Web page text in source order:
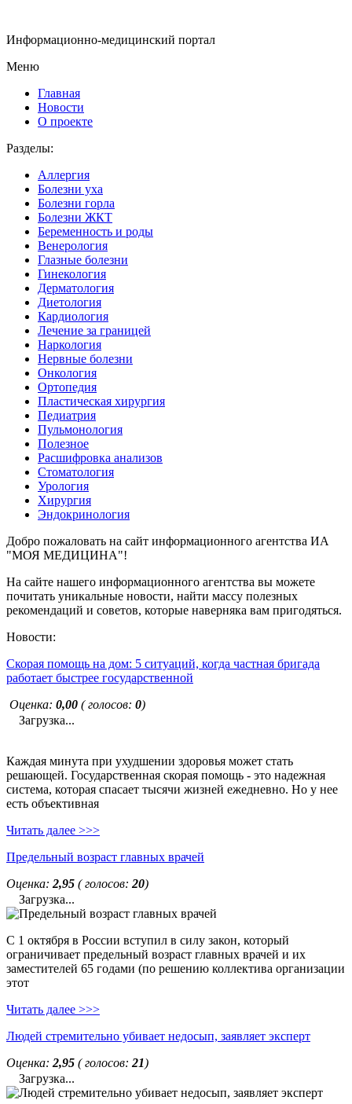
Информационно-медицинский портал
Меню
Главная
Новости
О проекте
Разделы:
Аллергия
Болезни уха
Болезни горла
Болезни ЖКТ
Беременность и роды
Венерология
Глазные болезни
Гинекология
Дерматология
Диетология
Кардиология
Лечение за границей
Наркология
Нервные болезни
Онкология
Ортопедия
Пластическая хирургия
Педиатрия
Пульмонология
Полезное
Расшифровка анализов
Стоматология
Урология
Хирургия
Эндокринология
Добро пожаловать на сайт информационного агентства ИА
"МОЯ МЕДИЦИНА"!
На сайте нашего информационного агентства вы можете
почитать уникальные новости, найти массу полезных
рекомендаций и советов, которые наверняка вам пригодяться.
Новости:
Скорая помощь на дом: 5 ситуаций, когда частная бригада
работает быстрее государственной
Оценка: 0,00 ( голосов: 0)
Загрузка...
Каждая минута при ухудшении здоровья может стать
решающей. Государственная скорая помощь - это надежная
система, которая спасает тысячи жизней ежедневно. Но у нее
есть объективная
Читать далее >>>
Предельный возраст главных врачей
Оценка: 2,95 ( голосов: 20)
Загрузка...
С 1 октября в России вступил в силу закон, который
ограничивает предельный возраст главных врачей и их
заместителей 65 годами (по решению коллектива организации
этот
Читать далее >>>
Людей стремительно убивает недосып, заявляет эксперт
Оценка: 2,95 ( голосов: 21)
Загрузка...